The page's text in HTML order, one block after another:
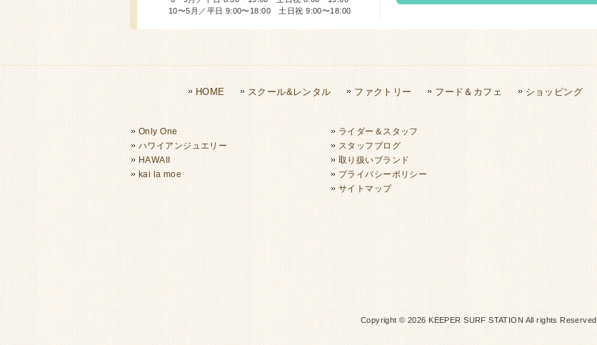
10〜5月／平日 9:00〜18:00 土日祝 9:00〜18:00
HOME スクール&レンタル ファクトリー フード＆カフェ ショッピング
Only One
ハワイアンジュエリー
HAWAII
kai la moe
ライダー＆スタッフ
スタッフブログ
取り扱いブランド
プライバシーポリシー
サイトマップ
Copyright © 2026 KEEPER SURF STATION All rights Reserved.